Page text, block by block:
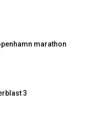
marathon
3